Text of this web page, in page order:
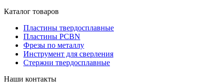
Каталог товаров
Пластины твердосплавные
Пластины PCBN
Фрезы по металлу
Инструмент для сверления
Стержни твердосплавные
Наши контакты